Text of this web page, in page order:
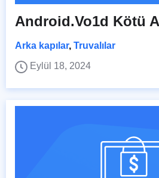
Android.Vo1d Kötü
Arka kapılar, Truvalılar
Eylül 18, 2024